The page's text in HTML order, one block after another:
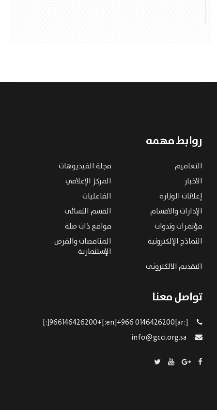
روابط مهمه
التعاميم
مجلة الفيديوهات
الاخبار
المركز الإعلامي
إعلانات الوزارة
الفاعليات
الإدارات والاقسام
القسم النسائى
مؤتمرات وندوات
مواقع ذات صلة
النماذج الإلكترونية
المناقصات والفرص
الإستثمارية
التقديم الالكتروني
تواصل معنا
[:ar]966146426200+[:en]+966 0146426200[:]